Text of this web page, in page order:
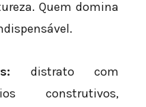
Quem domina
distrato com
construtivos,